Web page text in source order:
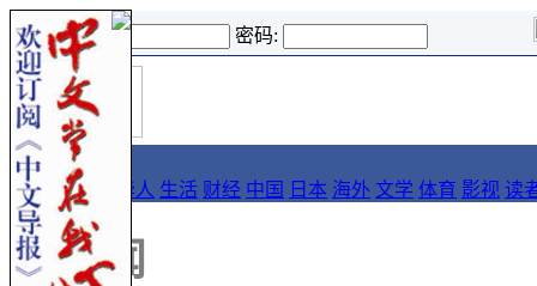
登录名: 密码:
首
页
导报
要闻 论坛 华人 生活 财经 中国 日本 海外 文学 体育 影视 读
:: 新闻